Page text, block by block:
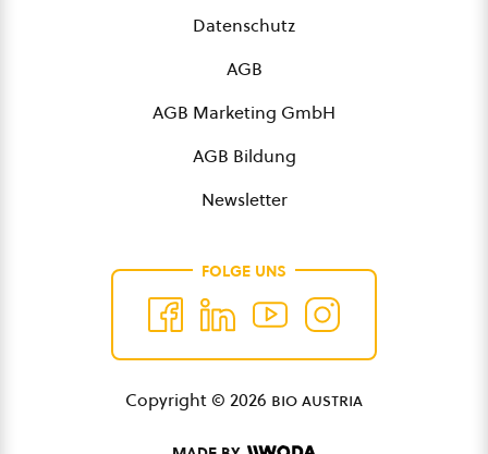
Datenschutz
AGB
AGB Marketing GmbH
AGB Bildung
Newsletter
FOLGE UNS
Copyright © 2026 bio austria